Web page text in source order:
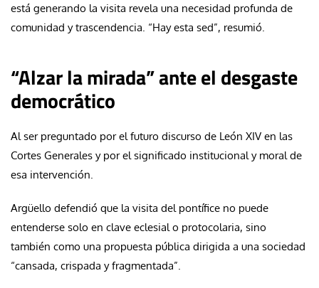
está generando la visita revela una necesidad profunda de
comunidad y trascendencia. “Hay esta sed”, resumió.
“Alzar la mirada” ante el desgaste
democrático
Al ser preguntado por el futuro discurso de León XIV en las
Cortes Generales y por el significado institucional y moral de
esa intervención.
Argüello defendió que la visita del pontífice no puede
entenderse solo en clave eclesial o protocolaria, sino
también como una propuesta pública dirigida a una sociedad
“cansada, crispada y fragmentada”.